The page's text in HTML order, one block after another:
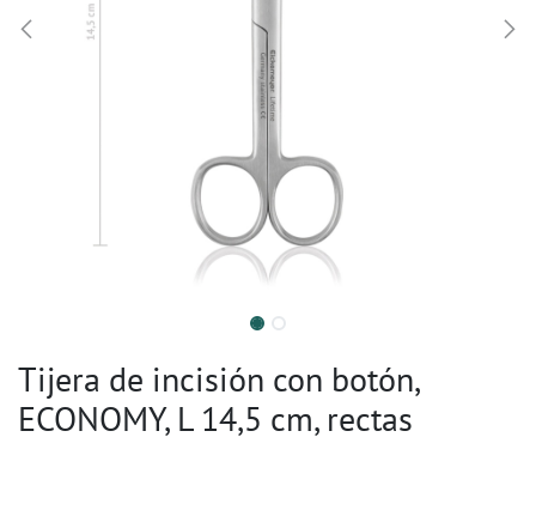
Tijera de incisión con botón,
ECONOMY, L 14,5 cm, rectas